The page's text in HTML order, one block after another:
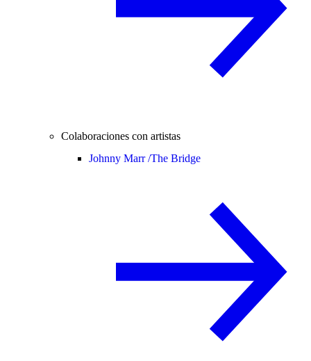
Colaboraciones con artistas
Johnny Marr /The Bridge